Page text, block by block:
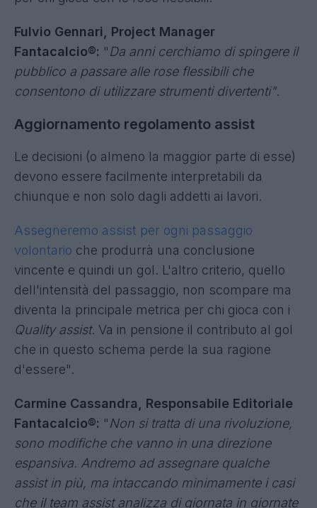
Mercato a prestiti
Da quest'anno anche al Fantacalcio esisteranno
i prestiti: uno scambio a tempo di calciatori e
della stagione come massimo. Gli scambi
numero - per chi ha le rose fisse e asimmetrici
per chi gioca con le rose flessibili.
Fantacalcio®:"Da anni cerchiamo di spingere il
pubblico a passare alle rose flessibili che
consentono di utilizzare strumenti divertenti".
Aggiornamento regolamento assist
Le decisioni (o almeno la maggior parte di esse)
devono essere facilmente interpretabili da
Assegneremo assist per ogni passaggio
volontarioche produrrà una conclusione
vincente e quindi un gol. L'altro criterio, quello
dell'intensità del passaggio, non scompare ma
diventa la principale metrica per chi gioca con i